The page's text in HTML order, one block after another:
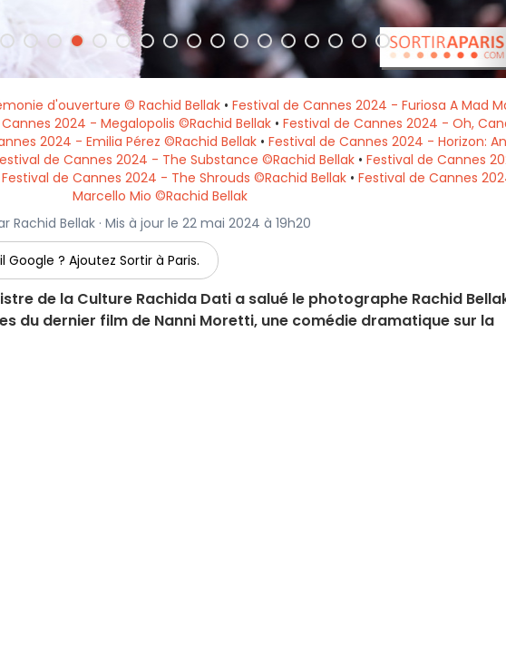
d'ouverture © Rachid Bellak• Festival de Cannes 2024 - Furiosa A Mad
2024 - Megalopolis ©Rachid Bellak• Festival de Cannes 2024 - Oh,
2024 - Emilia Pérez ©Rachid Bellak • Festival de Cannes 2024 - Horizon: An
de Cannes 2024 - The Substance ©Rachid Bellak• Festival de Cannes
Festival de Cannes 2024 - The Shrouds ©Rachid Bellak• Festival de Cannes
Marcello Mio ©Rachid Bellak
Rachid Bellak · Mis à jour le 22 mai 2024 à 19h20
? Ajoutez Sortir à Paris.
de la Culture Rachida Dati a salué le photographe Rachid
du dernier film de Nanni Moretti, une comédie dramatique sur la